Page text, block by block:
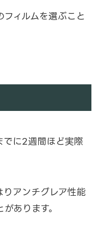
ィルムを選ぶこと
でに2週間ほど実際
アンチグレア性能
あります。